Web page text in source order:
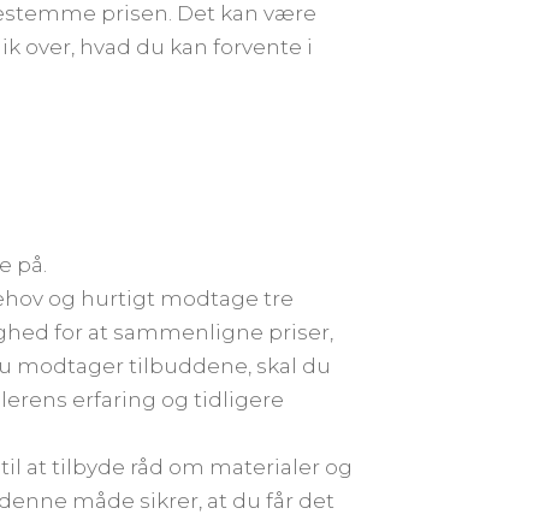
prisen. Det kan være
over, hvad du kan forvente i
på.
og hurtigt modtage tre
for at sammenligne priser,
modtager tilbuddene, skal du
erfaring og tidligere
at tilbyde råd om materialer og
måde sikrer, at du får det